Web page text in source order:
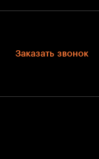
Заказать звонок